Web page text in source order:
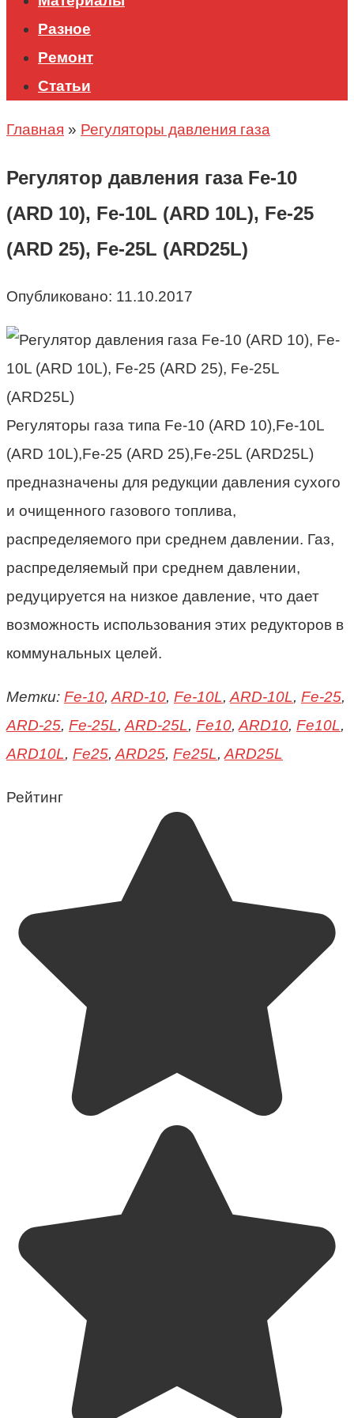
Разное
Ремонт
Статьи
Главная » Регуляторы давления газа
Регулятор давления газа Fe-10
(ARD 10), Fe-10L (ARD 10L), Fe-25
(ARD 25), Fe-25L (ARD25L)
Опубликовано: 11.10.2017
Регуляторы газа типа Fe-10 (ARD 10),Fe-10L
(ARD 10L),Fe-25 (ARD 25),Fe-25L (ARD25L)
предназначены для редукции давления сухого
и очищенного газового топлива,
распределяемого при среднем давлении. Газ,
распределяемый при среднем давлении,
редуцируется на низкое давление, что дает
возможность использования этих редукторов в
коммунальных целей.
Метки: Fe-10, ARD-10, Fe-10L, ARD-10L, Fe-25,
ARD-25, Fe-25L, ARD-25L, Fe10, ARD10, Fe10L,
ARD10L, Fe25, ARD25, Fe25L, ARD25L
Рейтинг